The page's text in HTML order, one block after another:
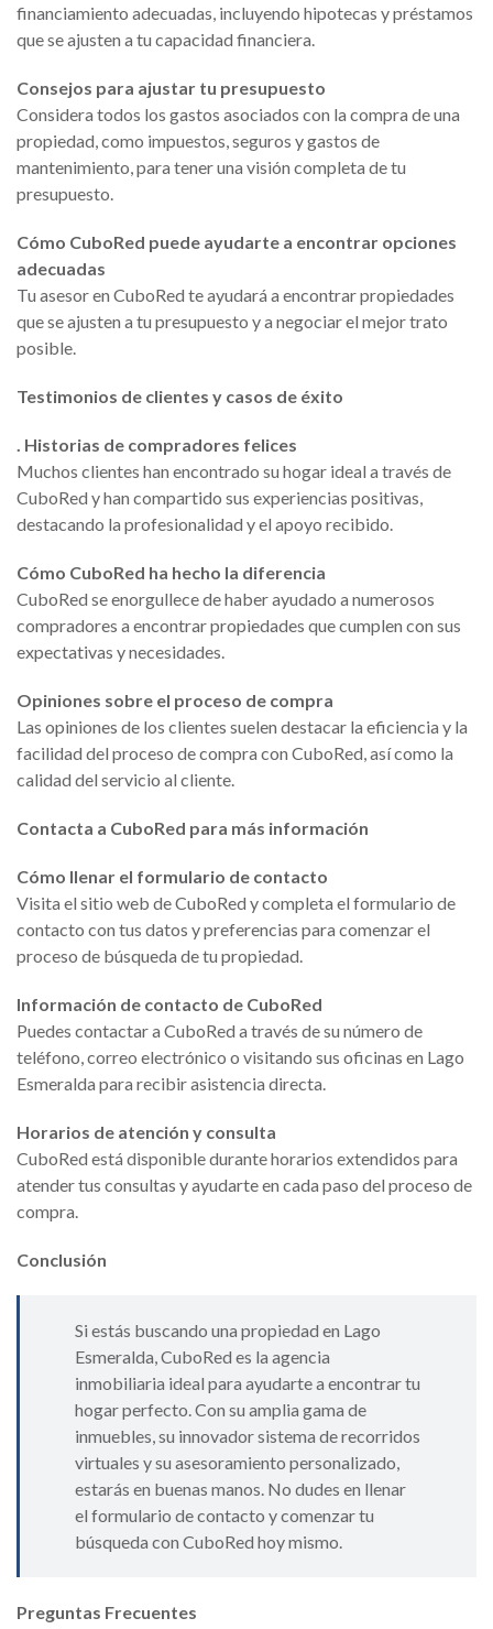
financiamiento adecuadas, incluyendo hipotecas y préstamos
que se ajusten a tu capacidad financiera.
Consejos para ajustar tu presupuesto
Considera todos los gastos asociados con la compra de una
propiedad, como impuestos, seguros y gastos de
mantenimiento, para tener una visión completa de tu
presupuesto.
Cómo CuboRed puede ayudarte a encontrar opciones
adecuadas
Tu asesor en CuboRed te ayudará a encontrar propiedades
que se ajusten a tu presupuesto y a negociar el mejor trato
posible.
Testimonios de clientes y casos de éxito
. Historias de compradores felices
Muchos clientes han encontrado su hogar ideal a través de
CuboRed y han compartido sus experiencias positivas,
destacando la profesionalidad y el apoyo recibido.
Cómo CuboRed ha hecho la diferencia
CuboRed se enorgullece de haber ayudado a numerosos
compradores a encontrar propiedades que cumplen con sus
expectativas y necesidades.
Opiniones sobre el proceso de compra
Las opiniones de los clientes suelen destacar la eficiencia y la
facilidad del proceso de compra con CuboRed, así como la
calidad del servicio al cliente.
Contacta a CuboRed para más información
Cómo llenar el formulario de contacto
Visita el sitio web de CuboRed y completa el formulario de
contacto con tus datos y preferencias para comenzar el
proceso de búsqueda de tu propiedad.
Información de contacto de CuboRed
Puedes contactar a CuboRed a través de su número de
teléfono, correo electrónico o visitando sus oficinas en Lago
Esmeralda para recibir asistencia directa.
Horarios de atención y consulta
CuboRed está disponible durante horarios extendidos para
atender tus consultas y ayudarte en cada paso del proceso de
compra.
Conclusión
Si estás buscando una propiedad en Lago
Esmeralda, CuboRed es la agencia
inmobiliaria ideal para ayudarte a encontrar tu
hogar perfecto. Con su amplia gama de
inmuebles, su innovador sistema de recorridos
virtuales y su asesoramiento personalizado,
estarás en buenas manos. No dudes en llenar
el formulario de contacto y comenzar tu
búsqueda con CuboRed hoy mismo.
Preguntas Frecuentes